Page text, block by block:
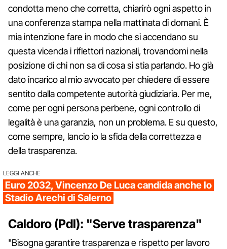
condotta meno che corretta, chiarirò ogni aspetto in
una conferenza stampa nella mattinata di domani. È
mia intenzione fare in modo che si accendano su
questa vicenda i riflettori nazionali, trovandomi nella
posizione di chi non sa di cosa si stia parlando. Ho già
dato incarico al mio avvocato per chiedere di essere
sentito dalla competente autorità giudiziaria. Per me,
come per ogni persona perbene, ogni controllo di
legalità è una garanzia, non un problema. E su questo,
come sempre, lancio io la sfida della correttezza e
della trasparenza.
LEGGI ANCHE
Euro 2032, Vincenzo De Luca candida anche lo
Stadio Arechi di Salerno
Caldoro (Pdl): "Serve trasparenza"
"Bisogna garantire trasparenza e rispetto per lavoro